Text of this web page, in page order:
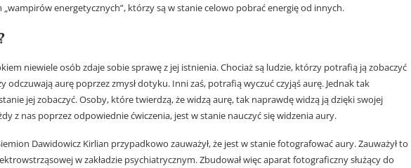
energetycznych”, którzy są w stanie celowo pobrać energię od innych.
niewiele osób zdaje sobie sprawę z jej istnienia. Chociaż są ludzie, którzy potrafią ją zobaczyć
odczuwają aurę poprzez zmysł dotyku. Inni zaś, potrafią wyczuć czyjąś aurę. Jednak tak
jej zobaczyć. Osoby, które twierdzą, że widzą aurę, tak naprawdę widzą ją dzięki swojej
z nas poprzez odpowiednie ćwiczenia, jest w stanie nauczyć się widzenia aury.
Dawidowicz Kirlian przypadkowo zauważył, że jest w stanie fotografować aury. Zauważył to
w zakładzie psychiatrycznym. Zbudował więc aparat fotograficzny służący do